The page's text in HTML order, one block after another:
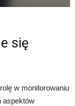
się
w monitorowaniu
aspektów